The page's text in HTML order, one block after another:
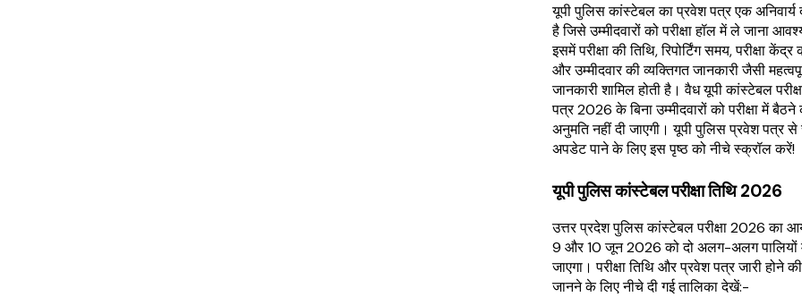
यूपी पुलिस कांस्टेबल का प्रवेश पत्र एक अनिवार्य
है जिसे उम्मीदवारों को परीक्षा हॉल में ले जाना
इसमें परीक्षा की तिथि, रिपोर्टिंग समय, परीक्षा केंद्र
और उम्मीदवार की व्यक्तिगत जानकारी जैसी
जानकारी शामिल होती है। वैध यूपी कांस्टेबल
पत्र 2026 के बिना उम्मीदवारों को परीक्षा में बैठने
अनुमति नहीं दी जाएगी। यूपी पुलिस प्रवेश पत्र
अपडेट पाने के लिए इस पृष्ठ को नीचे स्क्रॉल करें!
यूपी पुलिस कांस्टेबल परीक्षा तिथि 2026
उत्तर प्रदेश पुलिस कांस्टेबल परीक्षा 2026 का
9 और 10 जून 2026 को दो अलग-अलग पालियों
जाएगा। परीक्षा तिथि और प्रवेश पत्र जारी होने
जानने के लिए नीचे दी गई तालिका देखें:-